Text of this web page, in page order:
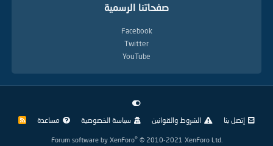
صفحاتنا الرسمية
Facebook
Twitter
YouTube
إتصل بنا الشروط والقوانين سياسة الخصوصية مساعدة
R
Forum software by XenForo® © 2010-2021 XenForo Ltd.